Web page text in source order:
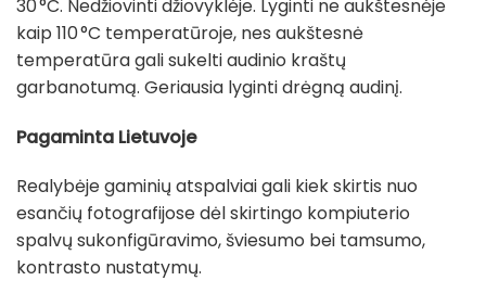
30 °C. Nedžiovinti džiovyklėje. Lyginti ne aukštesnėje
kaip 110 °C temperatūroje, nes aukštesnė
temperatūra gali sukelti audinio kraštų
garbanotumą. Geriausia lyginti drėgną audinį.
Pagaminta Lietuvoje
Realybėje gaminių atspalviai gali kiek skirtis nuo
esančių fotografijose dėl skirtingo kompiuterio
spalvų sukonfigūravimo, šviesumo bei tamsumo,
kontrasto nustatymų.